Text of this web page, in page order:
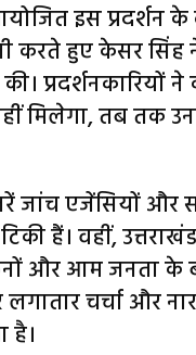
इस प्रदर्शन के
करते हुए केसर सिंह
प्रदर्शनकारियों
मिलेगा, तब तक
जांच एजेंसियों और
हैं। वहीं,
और आम जनता के
चर्चा और
है।